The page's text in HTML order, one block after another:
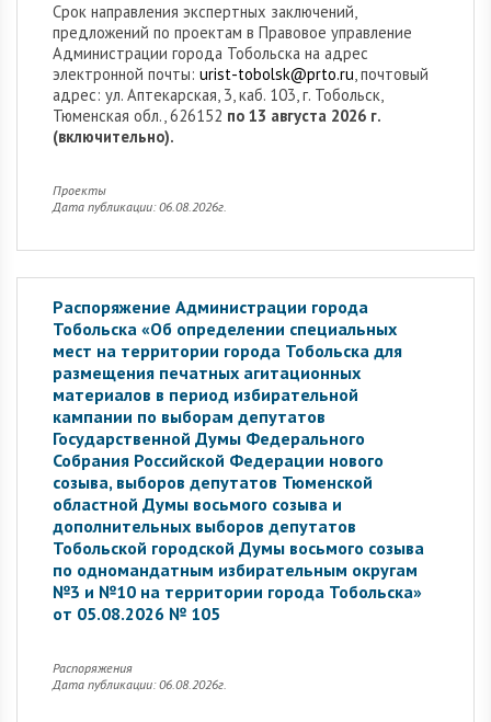
Cрок направления экспертных заключений,
предложений по проектам в Правовое управление
Администрации города Тобольска на адрес
электронной почты: urist-tobolsk@prto.ru, почтовый
адрес: ул. Аптекарская, 3, каб. 103, г. Тобольск,
Тюменская обл., 626152 по 13 августа 2026 г.
(включительно).
Проекты
Дата публикации: 06.08.2026г.
Распоряжение Администрации города
Тобольска «Об определении специальных
мест на территории города Тобольска для
размещения печатных агитационных
материалов в период избирательной
кампании по выборам депутатов
Государственной Думы Федерального
Собрания Российской Федерации нового
созыва, выборов депутатов Тюменской
областной Думы восьмого созыва и
дополнительных выборов депутатов
Тобольской городской Думы восьмого созыва
по одномандатным избирательным округам
№3 и №10 на территории города Тобольска»
от 05.08.2026 № 105
Распоряжения
Дата публикации: 06.08.2026г.